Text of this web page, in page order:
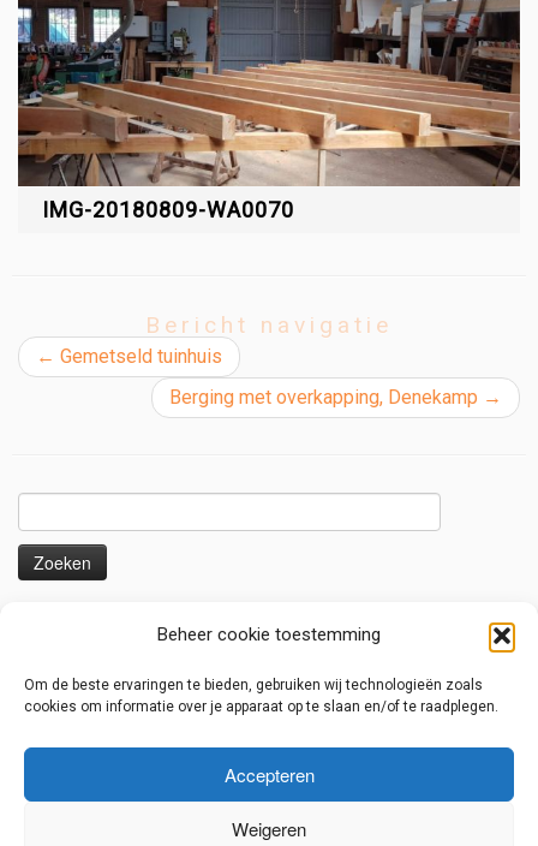
Beheer cookie toestemming
Om de beste ervaringen te bieden, gebruiken wij technologieën zoals
cookies om informatie over je apparaat op te slaan en/of te raadplegen.
Accepteren
Weigeren
IMG-20180809-WA0070
Bericht navigatie
← Gemetseld tuinhuis
Berging met overkapping, Denekamp →
naar:
Overkapping met liggers voor zonnedoeken
Lage overkapping
Serre met houten harmonica deuren
Renovatie van een oud dak met staalplaten